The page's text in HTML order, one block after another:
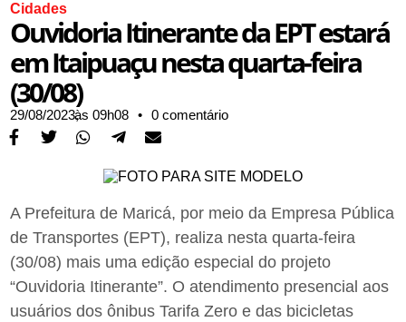
Cidades
Ouvidoria Itinerante da EPT estará
em Itaipuaçu nesta quarta-feira
(30/08)
29/08/2023,às 09h08 • 0 comentário
A Prefeitura de Maricá, por meio da Empresa Pública
de Transportes (EPT), realiza nesta quarta-feira
(30/08) mais uma edição especial do projeto
“Ouvidoria Itinerante”. O atendimento presencial aos
usuários dos ônibus Tarifa Zero e das bicicletas